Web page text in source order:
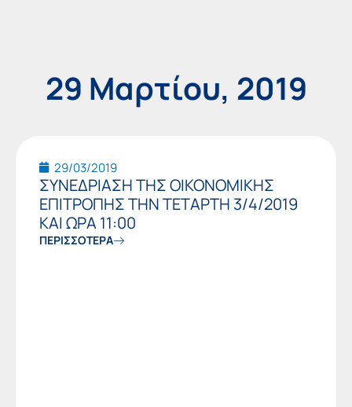
29 Μαρτίου, 2019
29/03/2019
ΣΥΝΕΔΡΙΑΣΗ ΤΗΣ ΟΙΚΟΝΟΜΙΚΗΣ
ΕΠΙΤΡΟΠΗΣ ΤΗΝ ΤΕΤΑΡΤΗ 3/4/2019
ΚΑΙ ΩΡΑ 11:00
ΠΕΡΙΣΣΟΤΕΡΑ